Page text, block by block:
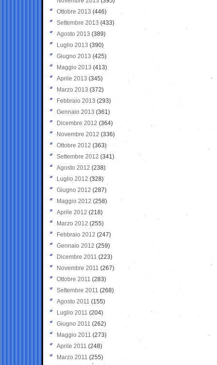
Ottobre 2013 (446)
Settembre 2013 (433)
Agosto 2013 (389)
Luglio 2013 (390)
Giugno 2013 (425)
Maggio 2013 (413)
Aprile 2013 (345)
Marzo 2013 (372)
Febbraio 2013 (293)
Gennaio 2013 (361)
Dicembre 2012 (364)
Novembre 2012 (336)
Ottobre 2012 (363)
Settembre 2012 (341)
Agosto 2012 (238)
Luglio 2012 (328)
Giugno 2012 (287)
Maggio 2012 (258)
Aprile 2012 (218)
Marzo 2012 (255)
Febbraio 2012 (247)
Gennaio 2012 (259)
Dicembre 2011 (223)
Novembre 2011 (267)
Ottobre 2011 (283)
Settembre 2011 (268)
Agosto 2011 (155)
Luglio 2011 (204)
Giugno 2011 (262)
Maggio 2011 (273)
Aprile 2011 (248)
Marzo 2011 (255)